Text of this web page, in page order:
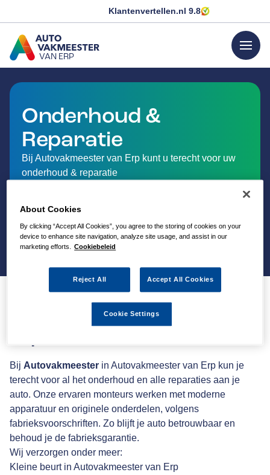
Klantenvertellen.nl 9.8
VAN ERP
GA NAAR DE HOMEPAGINA
menu
Onderhoud &
Reparatie
Bij Autovakmeester van Erp kunt u terecht voor uw
onderhoud & reparatie
Auto onderhoud en
Bij Autovakmeester in Autovakmeester van Erp kun je
terecht voor al het onderhoud en alle reparaties aan je
auto. Onze ervaren monteurs werken met moderne
apparatuur en originele onderdelen, volgens
fabrieksvoorschriften. Zo blijft je auto betrouwbaar en
behoud je de fabrieksgarantie.
Wij verzorgen onder meer:
Kleine beurt in Autovakmeester van Erp
About Cookies
By clicking “Accept All Cookies”, you agree to the storing of cookies on your
device to enhance site navigation, analyze site usage, and assist in our
marketing efforts. Cookiebeleid
Reject All Accept All Cookies
Cookie Settings